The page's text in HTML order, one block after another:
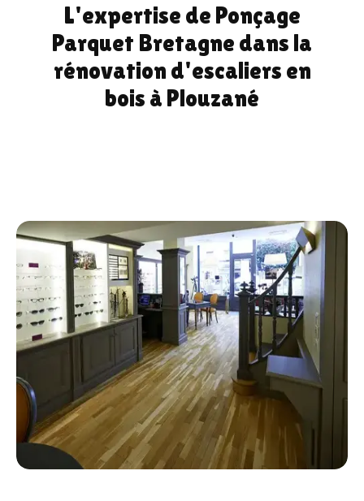
L'expertise de Ponçage
Parquet Bretagne dans la
rénovation d'escaliers en
bois à Plouzané